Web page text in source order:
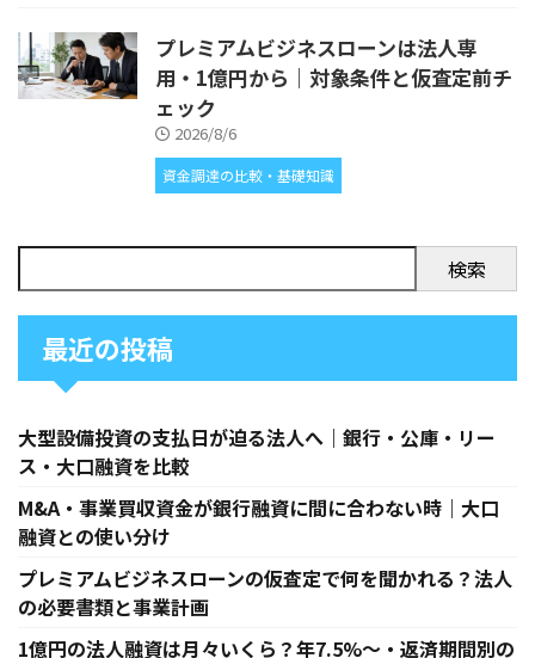
プレミアムビジネスローンは法人専
用・1億円から｜対象条件と仮査定前チ
ェック
2026/8/6
資金調達の比較・基礎知識
検索
最近の投稿
大型設備投資の支払日が迫る法人へ｜銀行・公庫・リー
ス・大口融資を比較
M&A・事業買収資金が銀行融資に間に合わない時｜大口
融資との使い分け
プレミアムビジネスローンの仮査定で何を聞かれる？法人
の必要書類と事業計画
1億円の法人融資は月々いくら？年7.5%〜・返済期間別の